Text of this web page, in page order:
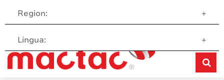
Region: +
Lingua: +
Servizio clienti